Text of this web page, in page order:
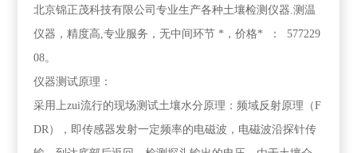
北京锦正茂科技有限公司专业生产各种土壤检测仪器.测温
仪器，精度高,专业服务，无中间环节 *，价格* ： 577229
08。
仪器测试原理：
采用上zui流行的现场测试土壤水分原理：频域反射原理（F
DR），即传感器发射一定频率的电磁波，电磁波沿探针传